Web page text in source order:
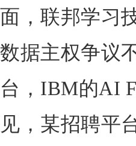
面，联邦学习
数据主权争议
台，IBM的AI
见，某招聘平